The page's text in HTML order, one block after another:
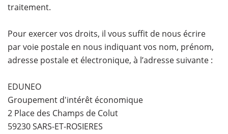
traitement.
Pour exercer vos droits, il vous suffit de nous écrire
par voie postale en nous indiquant vos nom, prénom,
adresse postale et électronique, à l’adresse suivante :
EDUNEO
Groupement d'intérêt économique
2 Place des Champs de Colut
59230 SARS-ET-ROSIERES